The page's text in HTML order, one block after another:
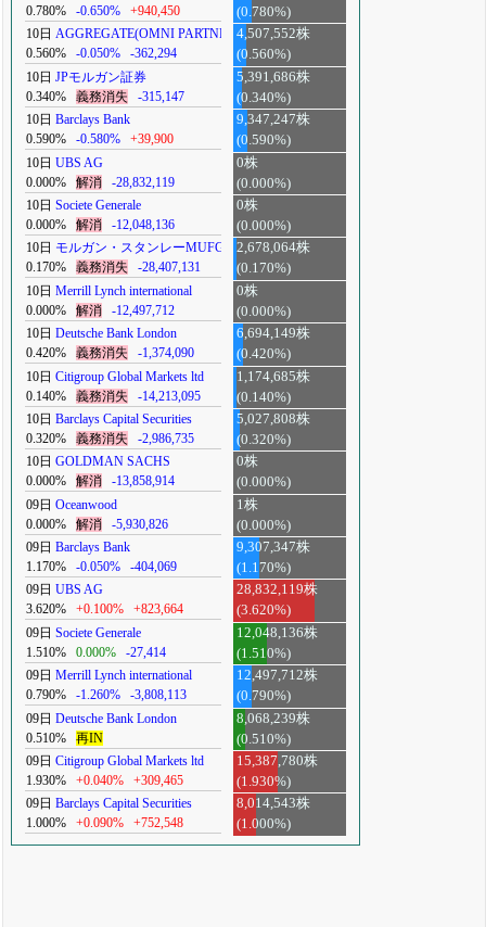
0.780%
-0.650% +940,450
(0.780%)
10日 AGGREGATE(OMNI PARTNERS)
0.560%
-0.050% -362,294
4,507,552株
(0.560%)
10日 JPモルガン証券
0.340%
義務消失 -315,147
5,391,686株
(0.340%)
10日 Barclays Bank
0.590%
-0.580% +39,900
9,347,247株
(0.590%)
10日 UBS AG
0.000%
解消 -28,832,119
0株
(0.000%)
10日 Societe Generale
0.000%
解消 -12,048,136
0株
(0.000%)
10日 モルガン・スタンレーMUFG
0.170%
義務消失 -28,407,131
2,678,064株
(0.170%)
10日 Merrill Lynch international
0.000%
解消 -12,497,712
0株
(0.000%)
10日 Deutsche Bank London
0.420%
義務消失 -1,374,090
6,694,149株
(0.420%)
10日 Citigroup Global Markets ltd
0.140%
義務消失 -14,213,095
1,174,685株
(0.140%)
10日 Barclays Capital Securities
0.320%
義務消失 -2,986,735
5,027,808株
(0.320%)
10日 GOLDMAN SACHS
0.000%
解消 -13,858,914
0株
(0.000%)
09日 Oceanwood
0.000%
解消 -5,930,826
1株
(0.000%)
09日 Barclays Bank
1.170%
-0.050% -404,069
9,307,347株
(1.170%)
09日 UBS AG
3.620%
+0.100% +823,664
28,832,119株
(3.620%)
09日 Societe Generale
1.510%
0.000% -27,414
12,048,136株
(1.510%)
09日 Merrill Lynch international
0.790%
-1.260% -3,808,113
12,497,712株
(0.790%)
09日 Deutsche Bank London
0.510%
再IN
8,068,239株
(0.510%)
09日 Citigroup Global Markets ltd
1.930%
+0.040% +309,465
15,387,780株
(1.930%)
09日 Barclays Capital Securities
1.000%
+0.090% +752,548
8,014,543株
(1.000%)